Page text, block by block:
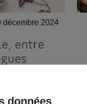
décembre 2024
entre
données